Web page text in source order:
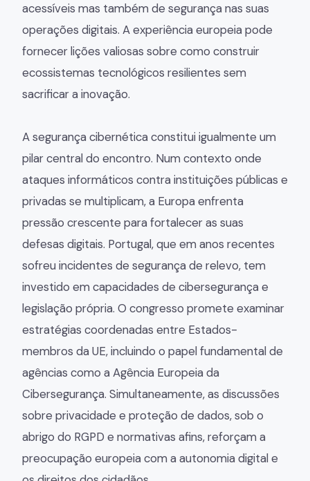
acessíveis mas também de segurança nas suas
operações digitais. A experiência europeia pode
fornecer lições valiosas sobre como construir
ecossistemas tecnológicos resilientes sem
sacrificar a inovação.
A segurança cibernética constitui igualmente um
pilar central do encontro. Num contexto onde
ataques informáticos contra instituições públicas e
privadas se multiplicam, a Europa enfrenta
pressão crescente para fortalecer as suas
defesas digitais. Portugal, que em anos recentes
sofreu incidentes de segurança de relevo, tem
investido em capacidades de cibersegurança e
legislação própria. O congresso promete examinar
estratégias coordenadas entre Estados-
membros da UE, incluindo o papel fundamental de
agências como a Agência Europeia da
Cibersegurança. Simultaneamente, as discussões
sobre privacidade e proteção de dados, sob o
abrigo do RGPD e normativas afins, reforçam a
preocupação europeia com a autonomia digital e